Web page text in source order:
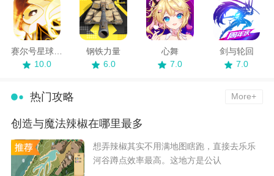
赛尔号星球大战
10.0
钢铁力量
6.0
心舞
7.0
剑与轮回
7.0
热门攻略 More+
创造与魔法辣椒在哪里最多
​想弄辣椒其实不用满地图瞎跑，直接去乐乐
河谷蹲点效率最高。这地方是公认